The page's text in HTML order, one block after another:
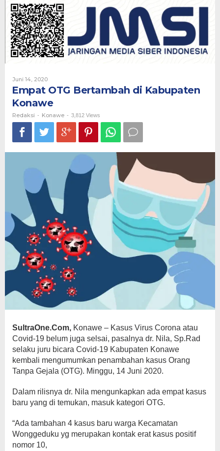
Kabupaten
Juni 14, 2020Oleh
Empat OTG Bertambah di Kabupaten
Konawe
Redaksi - Konawe - 3,812 Views
SultraOne.Com, Konawe – Kasus Virus Corona atau
Covid-19 belum juga selsai, pasalnya dr. Nila, Sp.Rad
selaku juru bicara Covid-19 Kabupaten Konawe
kembali mengumumkan penambahan kasus Orang
Tanpa Gejala (OTG). Minggu, 14 Juni 2020.
Dalam rilisnya dr. Nila mengunkapkan ada empat kasus
baru yang di temukan, masuk kategori OTG.
“Ada tambahan 4 kasus baru warga Kecamatan
Wonggeduku yg merupakan kontak erat kasus positif
nomor 10,